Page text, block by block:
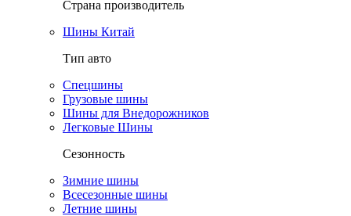
Страна производитель
Шины Китай
Тип авто
Спецшины
Грузовые шины
Шины для Внедорожников
Легковые Шины
Сезонность
Зимние шины
Всесезонные шины
Летние шины